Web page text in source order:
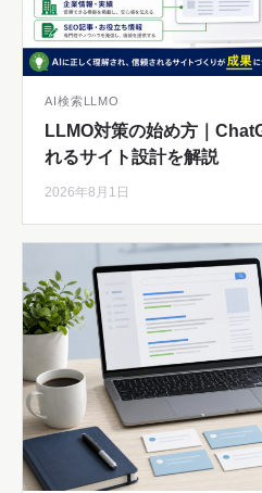
AI検索LLMO
LLMO対策の始め方｜
れるサイト設計を解説
2026年8月1日